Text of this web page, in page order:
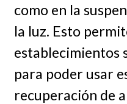
como en la
la luz. Esto
establecimientos
para poder usar
recuperación de